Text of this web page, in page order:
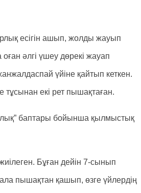
есігін ашып, жолды жауып
әлгі үшеу дөрекі жауап
үйіне қайтып кеткен.
тұсынан екі рет пышақтаған.
баптары бойынша қылмыстық
Бұған дейін 7-сынып
пышақтан қашып, өзге үйлердің